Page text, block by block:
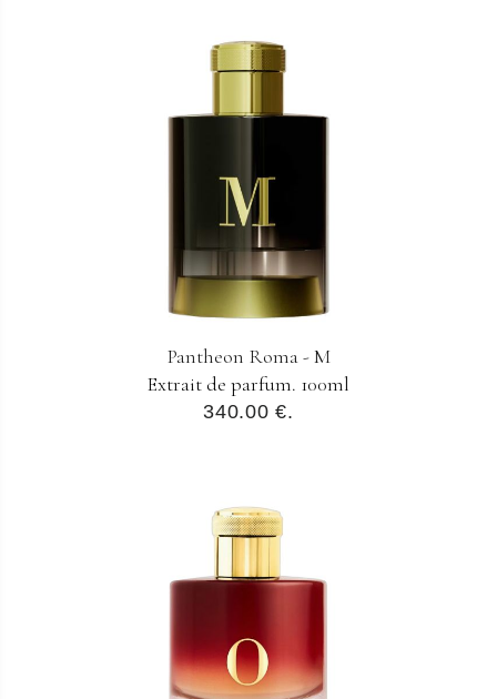
Pantheon Roma - M
Extrait de parfum. 100ml
340.00 €.